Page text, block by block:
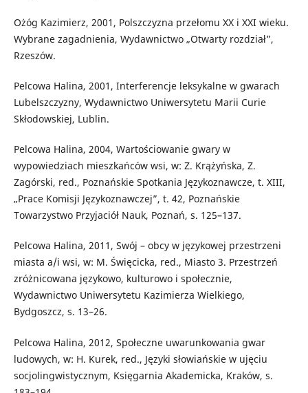
Ożóg Kazimierz, 2001, Polszczyzna przełomu XX i XXI wieku.
Wybrane zagadnienia, Wydawnictwo „Otwarty rozdział”,
Rzeszów.
Pelcowa Halina, 2001, Interferencje leksykalne w gwarach
Lubelszczyzny, Wydawnictwo Uniwersytetu Marii Curie
Skłodowskiej, Lublin.
Pelcowa Halina, 2004, Wartościowanie gwary w
wypowiedziach mieszkańców wsi, w: Z. Krążyńska, Z.
Zagórski, red., Poznańskie Spotkania Językoznawcze, t. XIII,
„Prace Komisji Językoznawczej”, t. 42, Poznańskie
Towarzystwo Przyjaciół Nauk, Poznań, s. 125–137.
Pelcowa Halina, 2011, Swój – obcy w językowej przestrzeni
miasta a/i wsi, w: M. Święcicka, red., Miasto 3. Przestrzeń
zróżnicowana językowo, kulturowo i społecznie,
Wydawnictwo Uniwersytetu Kazimierza Wielkiego,
Bydgoszcz, s. 13–26.
Pelcowa Halina, 2012, Społeczne uwarunkowania gwar
ludowych, w: H. Kurek, red., Języki słowiańskie w ujęciu
socjolingwistycznym, Księgarnia Akademicka, Kraków, s.